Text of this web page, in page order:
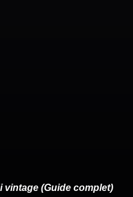
vintage (Guide complet)